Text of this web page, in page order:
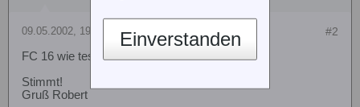
#2
09.05.2002, 19:31
FC 16 wie teste ich die Reichweite ?
Stimmt!
Gruß Robert
Einverstanden